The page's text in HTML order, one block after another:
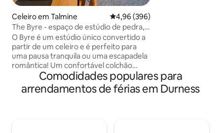
Celeiro em Talmine Classificação média de 4,96 em
4,96 (396)
The Byre - espaço de estúdio de pedra,
Talmine NC500/Praia
O Byre é um estúdio único convertido a
partir de um celeiro e é perfeito para
uma pausa tranquila ou uma escapadela
romântica! Um confortável colchão
duplo de qualidade hoteleira em
alojamento auto-suficiente com vistas
deslumbrantes para o mar e ilhas e a
beach Também a
testemunhar a
Comodidades populares para
arrendamentos de férias em Durness